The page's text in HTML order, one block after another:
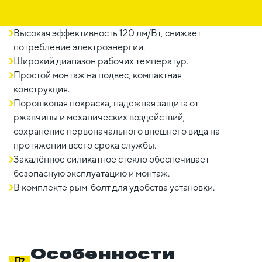
Высокая эффективность 120 лм/Вт, снижает
потребление электроэнергии.
Широкий диапазон рабочих температур.
Простой монтаж на подвес, компактная
конструкция.
Порошковая покраска, надежная защита от
ржавчины и механических воздействий,
сохранение первоначального внешнего вида на
протяжении всего срока службы.
Закалённое силикатное стекло обеспечивает
безопасную эксплуатацию и монтаж.
В комплекте рым-болт для удобства установки.
Особенности